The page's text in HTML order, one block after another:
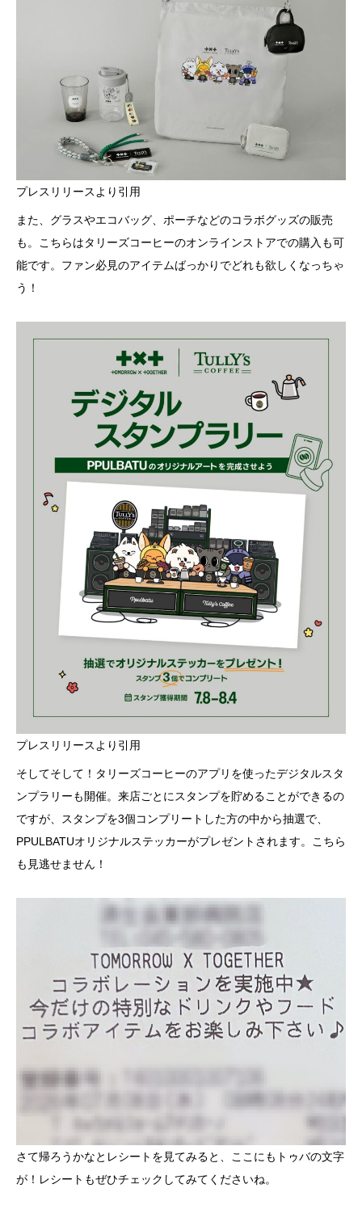
プレスリリースより引用
また、グラスやエコバッグ、ポーチなどのコラボグッズの販売
も。こちらはタリーズコーヒーのオンラインストアでの購入も可
能です。ファン必見のアイテムばっかりでどれも欲しくなっちゃ
う！
プレスリリースより引用
そしてそして！タリーズコーヒーのアプリを使ったデジタルスタ
ンプラリーも開催。来店ごとにスタンプを貯めることができるの
ですが、スタンプを3個コンプリートした方の中から抽選で、
PPULBATUオリジナルステッカーがプレゼントされます。こちら
も見逃せません！
さて帰ろうかなとレシートを見てみると、ここにもトゥバの文字
が！レシートもぜひチェックしてみてくださいね。